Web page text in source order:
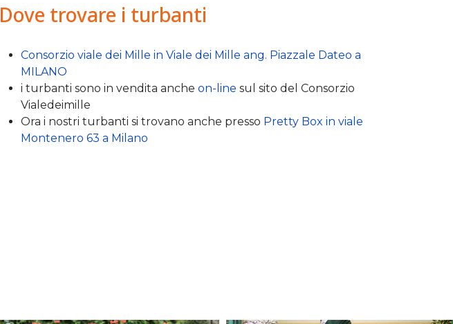
Dove trovare i turbanti
Consorzio viale dei Mille in Viale dei Mille ang. Piazzale Dateo a
MILANO
i turbanti sono in vendita anche on-line sul sito del Consorzio
Vialedeimille
Ora i nostri turbanti si trovano anche presso Pretty Box in viale
Montenero 63 a Milano